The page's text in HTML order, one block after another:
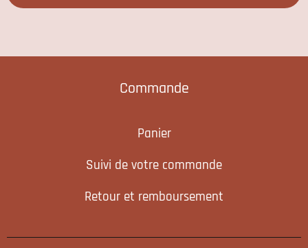
Commande
Panier
Suivi de votre commande
Retour et remboursement